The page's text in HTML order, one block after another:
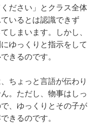
ださい」とクラス全体
いるとは認識できず
しまいます。しかし、
ゆっくりと指示をして
きるのです。
ちょっと言語が伝わり
。ただし、物事はしっ
、ゆっくりとその子が
きるのです。